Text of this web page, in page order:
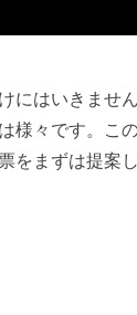
にはいきませ
様々です。こ
をまずは提案